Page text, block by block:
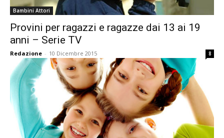
Bambini Attori
Provini per ragazzi e ragazze dai 13 ai 19
anni – Serie TV
Redazione - 10 Dicembre 2015 8